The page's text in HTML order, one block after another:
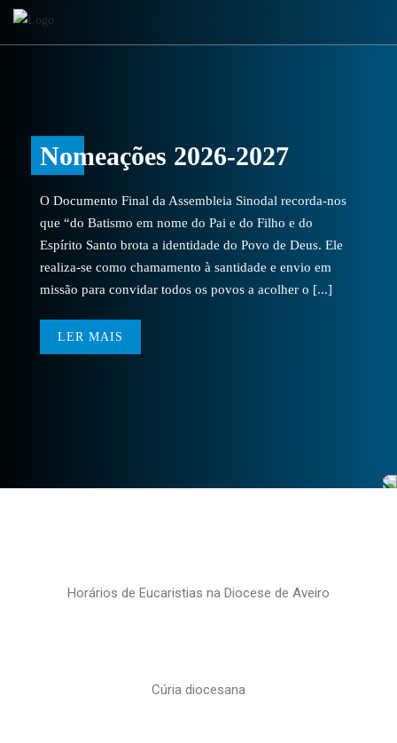
Nomeações 2026-2027
O Documento Final da Assembleia Sinodal recorda-nos
que “do Batismo em nome do Pai e do Filho e do
Espírito Santo brota a identidade do Povo de Deus. Ele
realiza-se como chamamento à santidade e envio em
missão para convidar todos os povos a acolher o [...]
LER MAIS
Horários de Eucaristias na Diocese de Aveiro
Cúria diocesana